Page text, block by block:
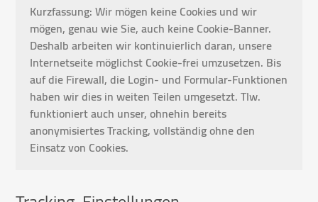
Kurzfassung: Wir mögen keine Cookies und wir
mögen, genau wie Sie, auch keine Cookie-Banner.
Deshalb arbeiten wir kontinuierlich daran, unsere
Internetseite möglichst Cookie-frei umzusetzen. Bis
auf die Firewall, die Login- und Formular-Funktionen
haben wir dies in weiten Teilen umgesetzt. Tlw.
funktioniert auch unser, ohnehin bereits
anonymisiertes Tracking, vollständig ohne den
Einsatz von Cookies.